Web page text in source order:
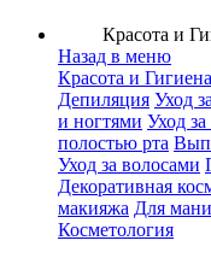
Красота и
Назад в меню
Красота и Гигиена
Депиляция Уход
и ногтями Уход
полостью рта
Уход за волосами
Декоративная
макияжа Для
Косметология